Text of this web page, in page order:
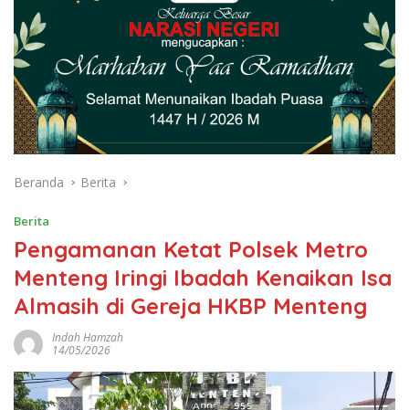
Beranda Berita
Berita
Pengamanan Ketat Polsek Metro
Menteng Iringi Ibadah Kenaikan Isa
Almasih di Gereja HKBP Menteng
Indah Hamzah
14/05/2026